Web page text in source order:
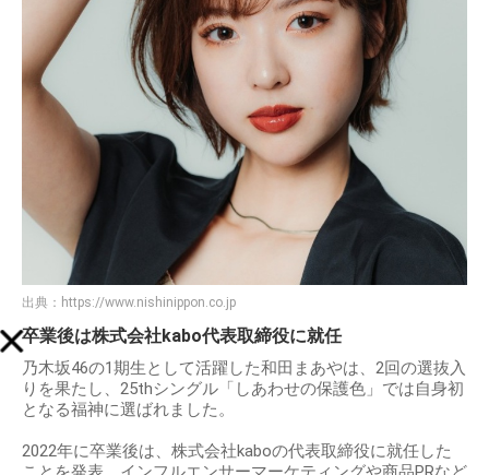
出典： https://www.nishinippon.co.jp
卒業後は株式会社kabo代表取締役に就任
乃木坂46の1期生として活躍した和田まあやは、2回の選抜入
りを果たし、25thシングル「しあわせの保護色」では自身初
となる福神に選ばれました。
2022年に卒業後は、株式会社kaboの代表取締役に就任した